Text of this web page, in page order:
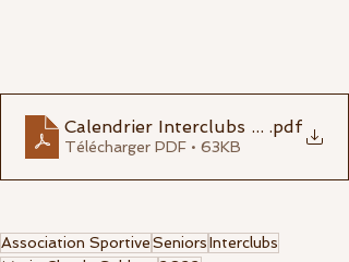
Calendrier Interclubs Seniors
.pdf
Télécharger PDF • 63KB
Association SportiveSeniorsInterclubs